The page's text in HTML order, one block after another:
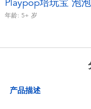
Playpop培玩宝 泡
年龄: 5+ 岁
产品描述